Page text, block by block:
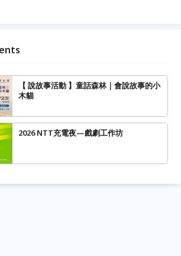
【 說故事活動 】童話森林｜會說故事的小
木貓
2026 NTT充電夜—戲劇工作坊